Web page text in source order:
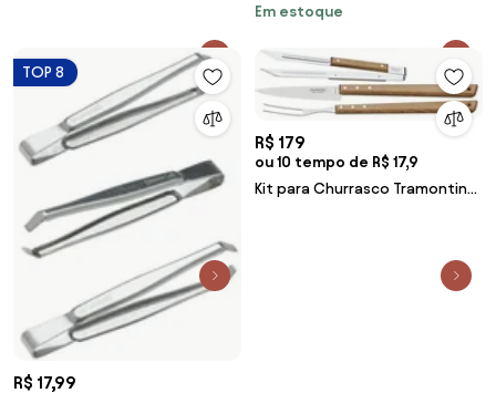
Peça
Em estoque
TOP 8
R$ 17,99
R$ 179
ou 10 tempo de R$ 17,9
Kit para Churrasco Tramontina